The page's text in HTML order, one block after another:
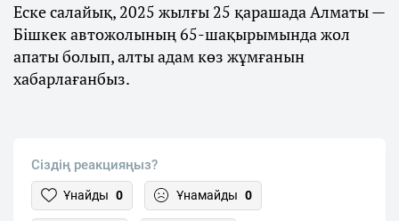
Еске салайық, 2025 жылғы 25 қарашада Алматы —
Бішкек автожолының 65-шақырымында жол
апаты болып, алты адам көз жұмғанын
хабарлағанбыз.
Сіздің реакцияңыз?
Ұнайды 0 Ұнамайды 0